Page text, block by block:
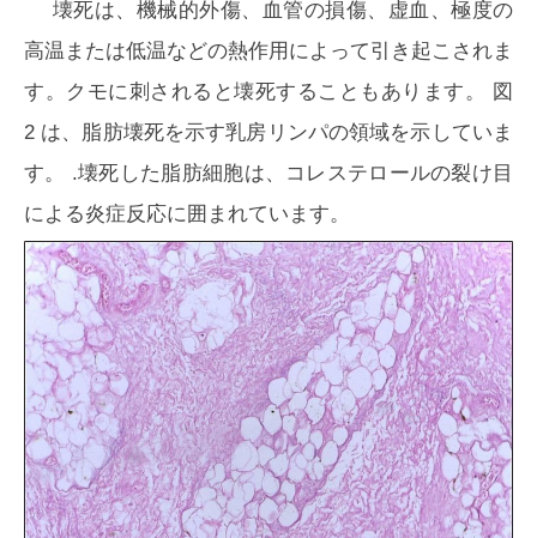
壊死は、機械的外傷、血管の損傷、虚血、極度の
高温または低温などの熱作用によって引き起こされま
す。クモに刺されると壊死することもあります。
図
2 は、脂肪壊死を示す乳房リンパの領域を示していま
す。 .壊死した脂肪細胞は、コレステロールの裂け目
による炎症反応に囲まれています。